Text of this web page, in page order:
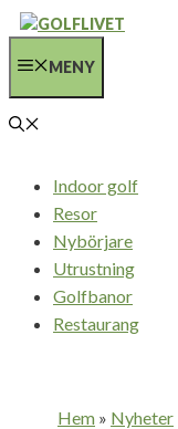
Hoppa
innehållMENY
Indoor golf
Resor
Nybörjare
Utrustning
Golfbanor
Restaurang
Hem » Nyheter